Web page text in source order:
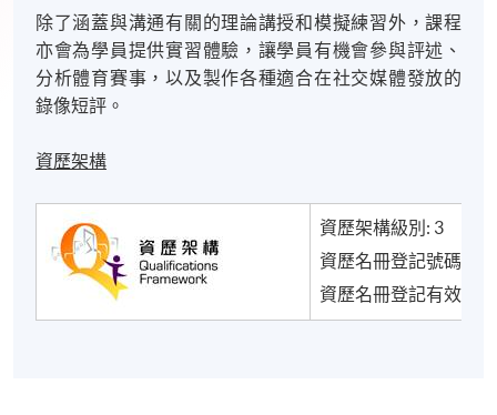
除了涵蓋與溝通有關的理論講授和模擬練習外，課程
亦會為學員提供實習體驗，讓學員有機會參與評述、
分析體育賽事，以及製作各種適合在社交媒體發放的
錄像短評。
資歷架構
資歷架構級別: 3
資歷名冊登記號碼:
資歷名冊登記有效期: